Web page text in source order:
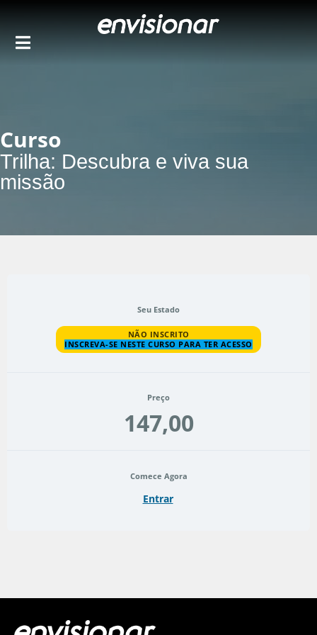
Curso
Trilha: Descubra e viva sua
missão
Seu Estado
NÃO INSCRITO
INSCREVA-SE NESTE CURSO PARA TER ACESSO
Preço
147,00
Comece Agora
Entrar